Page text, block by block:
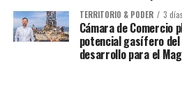
TERRITORIO & PODER 3
Cámara de Comercio
potencial gasífero del
desarrollo para el